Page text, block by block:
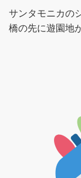
サンタモニカの
橋の先に遊園地